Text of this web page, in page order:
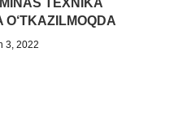
TEXNIKA
O‘TKAZILMOQDA
3, 2022